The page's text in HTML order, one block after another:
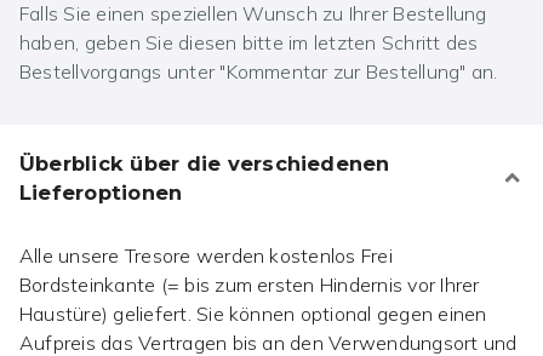
Falls Sie einen speziellen Wunsch zu Ihrer Bestellung
haben, geben Sie diesen bitte im letzten Schritt des
Bestellvorgangs unter "Kommentar zur Bestellung" an.
Überblick über die verschiedenen
Lieferoptionen
Alle unsere Tresore werden kostenlos Frei
Bordsteinkante (= bis zum ersten Hindernis vor Ihrer
Haustüre) geliefert. Sie können optional gegen einen
Aufpreis das Vertragen bis an den Verwendungsort und